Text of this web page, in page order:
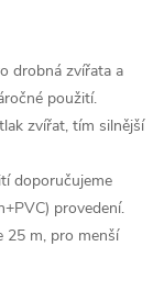
drobná zvířata a
použití.
zvířat, tím silnější
doporučujeme
provedení.
25 m, pro menší